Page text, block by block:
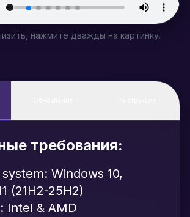
нажмите дважды на картинку.
требования:
Windows 10,
(21H2-25H2)
Intel & AMD